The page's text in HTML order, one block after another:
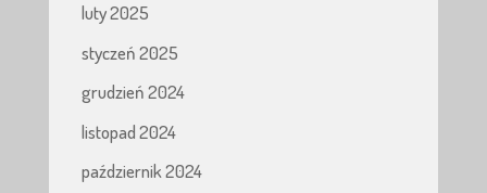
luty 2025
styczeń 2025
grudzień 2024
listopad 2024
październik 2024